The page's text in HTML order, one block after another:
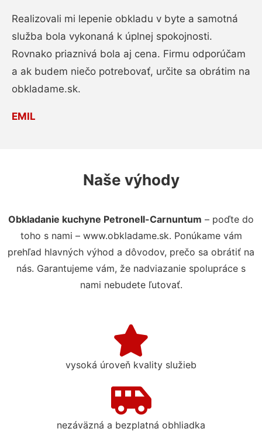
Realizovali mi lepenie obkladu v byte a samotná
služba bola vykonaná k úplnej spokojnosti.
Rovnako priaznivá bola aj cena. Firmu odporúčam
a ak budem niečo potrebovať, určite sa obrátim na
obkladame.sk.
EMIL
Naše výhody
Obkladanie kuchyne Petronell-Carnuntum – poďte do
toho s nami – www.obkladame.sk. Ponúkame vám
prehľad hlavných výhod a dôvodov, prečo sa obrátiť na
nás. Garantujeme vám, že nadviazanie spolupráce s
nami nebudete ľutovať.
vysoká úroveň kvality služieb
nezáväzná a bezplatná obhliadka